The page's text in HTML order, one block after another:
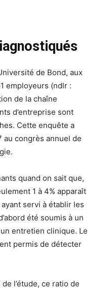
de Bond, aux
employeurs (ndlr :
de la chaîne
d’entreprise sont
Cette enquête a
au congrès annuel de
quand on sait que,
1 à 4% apparaît
servi à établir les
été soumis à un
entretien clinique. Le
permis de détecter
l’étude, ce ratio de